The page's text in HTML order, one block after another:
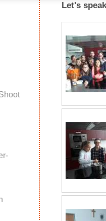
Let's